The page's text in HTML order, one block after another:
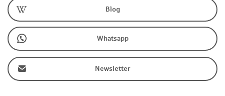
Blog
Whatsapp
Newsletter